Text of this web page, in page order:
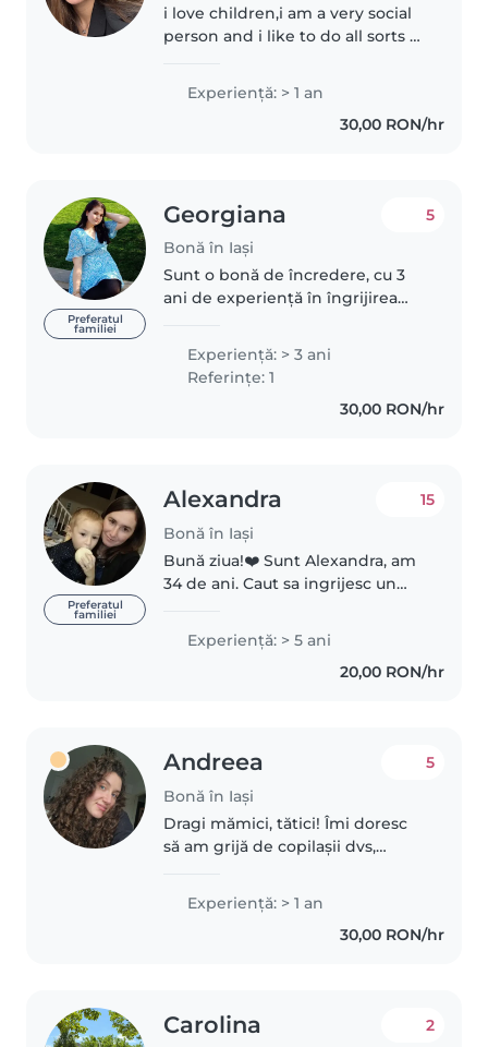
i love children,i am a very social
person and i like to do all sorts of
,reading etc
Experienţă: > 1 an
30,00 RON/hr
Preferatul
familiei
Georgiana
Bonă în Iași
5
Sunt o bonă de încredere, cu 3
ani de experiență în îngrijirea
preșcolari. Vorbesc fluent
engleza și româna și sunt
confortabil în a mă ocupa de
Experienţă: > 3 ani
Referințe: 1
30,00 RON/hr
Preferatul
familiei
Alexandra
Bonă în Iași
15
Bună ziua!❤️ Sunt Alexandra, am
34 de ani. Caut sa ingrijesc un
saptamana. Am experientă cu
copiii sunt si eu mamă, am lucrat
ca ingrijitoare la o gradinită..
Experienţă: > 5 ani
20,00 RON/hr
Andreea
Bonă în Iași
5
Dragi mămici, tătici! Îmi doresc
să am grijă de copilașii dvs,
și tot timpul de care sunt
dispusă, incluzând activități
creative, interactive, chiar..
Experienţă: > 1 an
30,00 RON/hr
Carolina 2